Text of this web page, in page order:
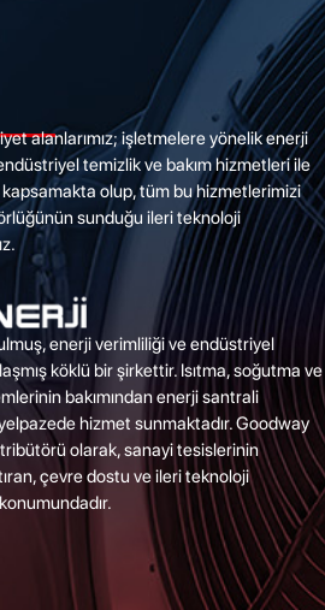
alanlarımız; işletmelere yönelik enerji
temizlik ve bakım hizmetleri ile
olup, tüm bu hizmetlerimizi
sunduğu ileri teknoloji
enerji verimliliği ve endüstriyel
köklü bir şirkettir. Isıtma, soğutma ve
bakımından enerji santrali
hizmet sunmaktadır. Goodway
olarak, sanayi tesislerinin
çevre dostu ve ileri teknoloji